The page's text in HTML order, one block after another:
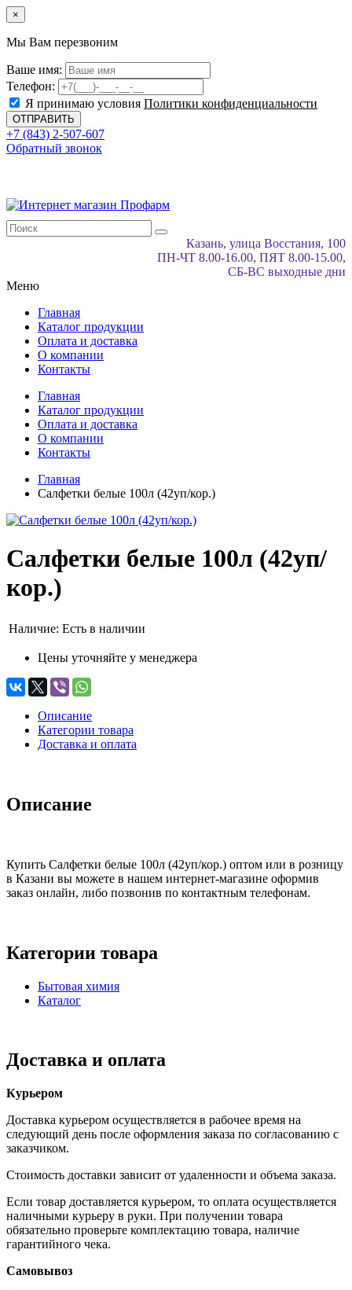
×
Мы Вам перезвоним
Ваше имя:
Телефон:
Я принимаю условия Политики конфиденциальности
+7 (843) 2-507-607
Обратный звонок
Казань, улица Восстания, 100
ПН-ЧТ 8.00-16.00, ПЯТ 8.00-15.00,
СБ-ВС выходные дни
Меню
Главная
Каталог продукции
Оплата и доставка
О компании
Контакты
Главная
Каталог продукции
Оплата и доставка
О компании
Контакты
Главная
Салфетки белые 100л (42уп/кор.)
Салфетки белые 100л (42уп/
кор.)
Наличие: Есть в наличии
Цены уточняйте у менеджера
Описание
Категории товара
Доставка и оплата
Описание
Купить Салфетки белые 100л (42уп/кор.) оптом или в розницу
в Казани вы можете в нашем интернет-магазине оформив
заказ онлайн, либо позвонив по контактным телефонам.
Категории товара
Бытовая химия
Каталог
Доставка и оплата
Курьером
Доставка курьером осуществляется в рабочее время на
следующий день после оформления заказа по согласованию с
заказчиком.
Стоимость доставки зависит от удаленности и объема заказа.
Если товар доставляется курьером, то оплата осуществляется
наличными курьеру в руки. При получении товара
обязательно проверьте комплектацию товара, наличие
гарантийного чека.
Самовывоз